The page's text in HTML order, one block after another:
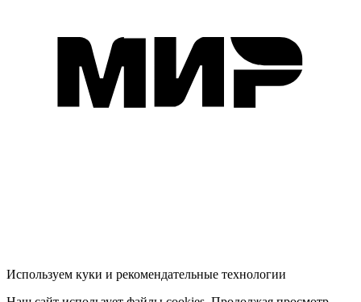
Используем куки и рекомендательные технологии